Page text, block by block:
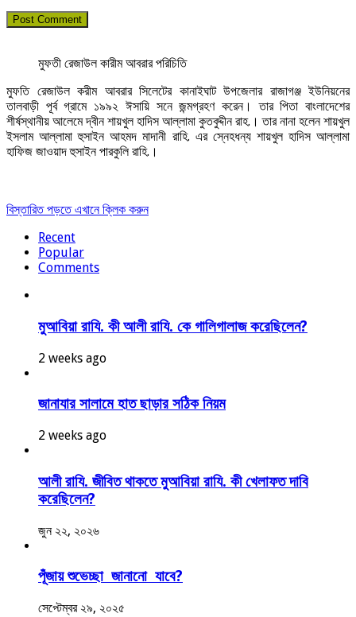
মুফতী রেজাউল কারীম আবরার পরিচিতি
মুফতি রেজাউল করীম আবরার সিলেটের কানাইঘাট উপজেলার রাজাগঞ্জ ইউনিয়নের
তালবাড়ী পূর্ব গ্রামে ১৯৯২ ঈসায়ি সনে জন্মগ্রহণ করেন। তার পিতা বাংলাদেশের
শীর্ষস্থানীয় আলেমে দ্বীন শায়খুল হাদিস আল্লামা কুতবুদ্দীন রাহ.। তার নানা হলেন শায়খুল
ইসলাম আল্লামা হুসাইন আহমদ মাদানী রাহি. এর স্নেহধন্য শায়খুল হাদিস আল্লামা
হাফিজ জাওয়াদ হুসাইন পারকুলি রাহি.।
বিস্তারিত পড়তে এখানে ক্লিক করুন
Recent
Popular
Comments
মুআবিয়া রাযি. কী আলী রাযি. কে গালিগালাজ করেছিলেন?
2 weeks ago
জানাযার সালামে হাত ছাড়ার সঠিক নিয়ম
2 weeks ago
আলী রাযি. জীবিত থাকতে মুআবিয়া রাযি. কী খেলাফত দাবি
করেছিলেন?
জুন ২২, ২০২৬
পূঁজায় শুভেচ্ছা জানানো যাবে?
সেপ্টেম্বর ২৯, ২০২৫